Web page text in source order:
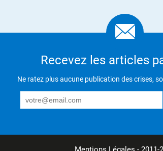
Recevez les articles
Ne ratez plus aucune publication des crises,